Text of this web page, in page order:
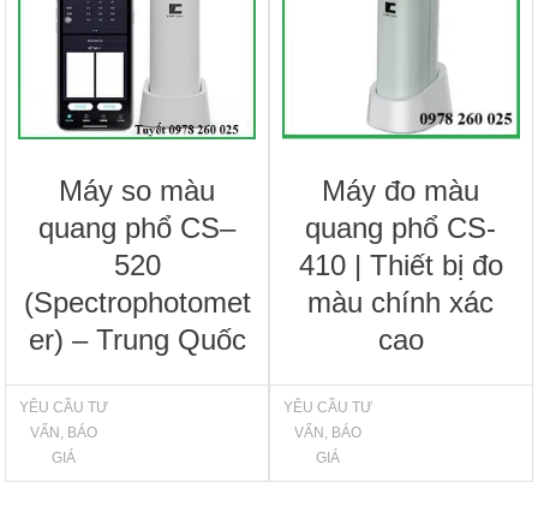
Máy so màu
quang phổ CS–
520
(Spectrophotomet
er) – Trung Quốc
YÊU CẦU TƯ
VẤN, BÁO
GIÁ
Máy đo màu
quang phổ CS-
410 | Thiết bị đo
màu chính xác
cao
YÊU CẦU TƯ
VẤN, BÁO
GIÁ